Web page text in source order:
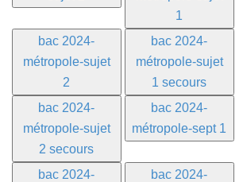
1
bac 2024-
métropole-sujet
2
bac 2024-
métropole-sujet
1 secours
bac 2024-
métropole-sujet
2 secours
bac 2024-
métropole-sept 1
bac 2024-
bac 2024-